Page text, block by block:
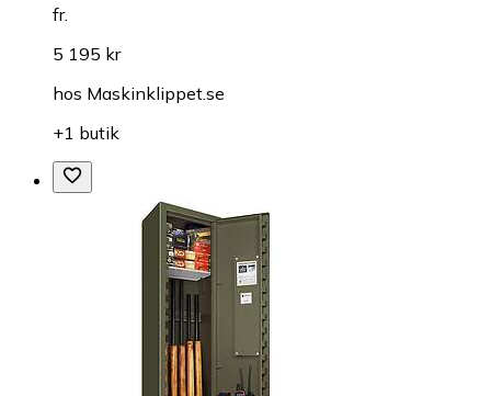
fr.
5 195 kr
hos Maskinklippet.se
+1 butik